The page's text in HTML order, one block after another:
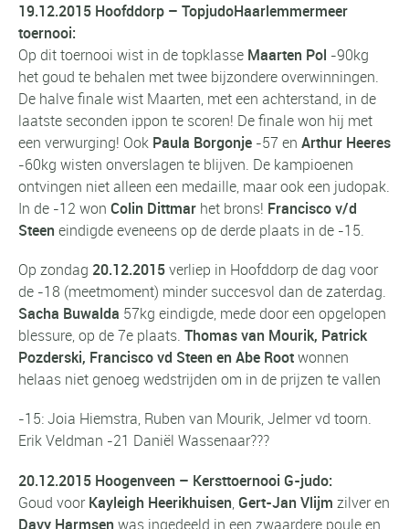
19.12.2015 Hoofddorp – TopjudoHaarlemmermeer
toernooi:
Op dit toernooi wist in de topklasse Maarten Pol -90kg
het goud te behalen met twee bijzondere overwinningen.
De halve finale wist Maarten, met een achterstand, in de
laatste seconden ippon te scoren! De finale won hij met
een verwurging! Ook Paula Borgonje -57 en Arthur Heeres
-60kg wisten onverslagen te blijven. De kampioenen
ontvingen niet alleen een medaille, maar ook een judopak.
In de -12 won Colin Dittmar het brons! Francisco v/d
Steen eindigde eveneens op de derde plaats in de -15.
Op zondag 20.12.2015verliep in Hoofddorp de dag voor
de -18 (meetmoment) minder succesvol dan de zaterdag.
Sacha Buwalda 57kg eindigde, mede door een opgelopen
blessure, op de 7e plaats. Thomas van Mourik, Patrick
Pozderski, Francisco vd Steen en Abe Rootwonnen
helaas niet genoeg wedstrijden om in de prijzen te vallen
-15: Joia Hiemstra, Ruben van Mourik, Jelmer vd toorn.
Erik Veldman -21 Daniël Wassenaar???
20.12.2015 Hoogenveen – Kersttoernooi G-judo:
Goud voorKayleigh Heerikhuisen,Gert-Jan Vlijm zilver en
Davy Harmsen was ingedeeld in een zwaardere poule en